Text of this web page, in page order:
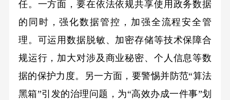
任。一方面，要在依法依规共享使用政务数据
的同时，强化数据管控，加强全流程安全管
理。可运用数据脱敏、加密存储等技术保障合
规运行，加大对涉及商业秘密、个人信息等数
据的保护力度。另一方面，要警惕并防范“算法
黑箱”引发的治理问题，为“高效办成一件事”划